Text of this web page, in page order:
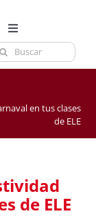
Toggle
Navigation
en tus clases
de ELE
de ELE